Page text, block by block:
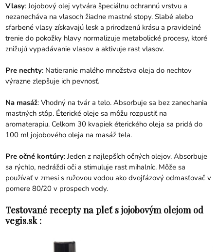
Vlasy: Jojobový olej vytvára špeciálnu ochrannú vrstvu a
nezanecháva na vlasoch žiadne mastné stopy. Slabé alebo
sfarbené vlasy získavajú lesk a prirodzenú krásu a pravidelné
trenie do pokožky hlavy normalizuje metabolické procesy, ktoré
znižujú vypadávanie vlasov a aktivuje rast vlasov.
Pre nechty: Natieranie malého množstva oleja do nechtov
výrazne zlepšuje ich pevnosť.
Na masáž: Vhodný na tvár a telo. Absorbuje sa bez zanechania
mastných stôp. Éterické oleje sa môžu rozpustiť na
aromaterapiu. Celkom 30 kvapiek éterického oleja sa pridá do
100 ml jojobového oleja na masáž tela.
Pre očné kontúry: Jeden z najlepších očných olejov. Absorbuje
sa rýchlo, nedráždi oči a stimuluje rast mihalníc. Môže sa
používať v zmesi s ružovou vodou ako dvojfázový odmasťovač v
pomere 80/20 v prospech vody.
Testované recepty na pleť s jojobovým olejom od
vegis.sk :